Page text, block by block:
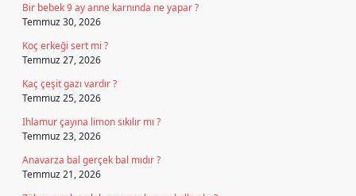
Bir bebek 9 ay anne karnında ne yapar ?
Temmuz 30, 2026
Koç erkeği sert mi ?
Temmuz 27, 2026
Kaç çeşit gazı vardır ?
Temmuz 25, 2026
Ihlamur çayına limon sıkılır mı ?
Temmuz 23, 2026
Anavarza bal gerçek bal mıdır ?
Temmuz 21, 2026